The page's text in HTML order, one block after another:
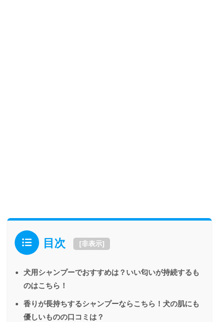
目次 [非表示]
犬用シャンプーでおすすめは？いい匂いが持続するも
のはこちら！
香りが長持ちするシャンプーならこちら！犬の肌にも
優しいものの口コミは？